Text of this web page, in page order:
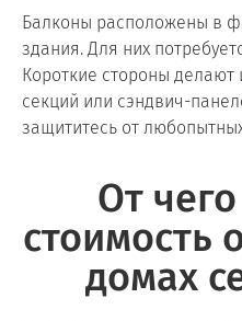
Балконы расположены в
здания. Для них
Короткие стороны делают
секций или сэндвич-
защититесь от
От
стоимость
домах